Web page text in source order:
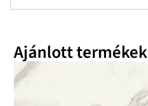
Ajánlott termékek